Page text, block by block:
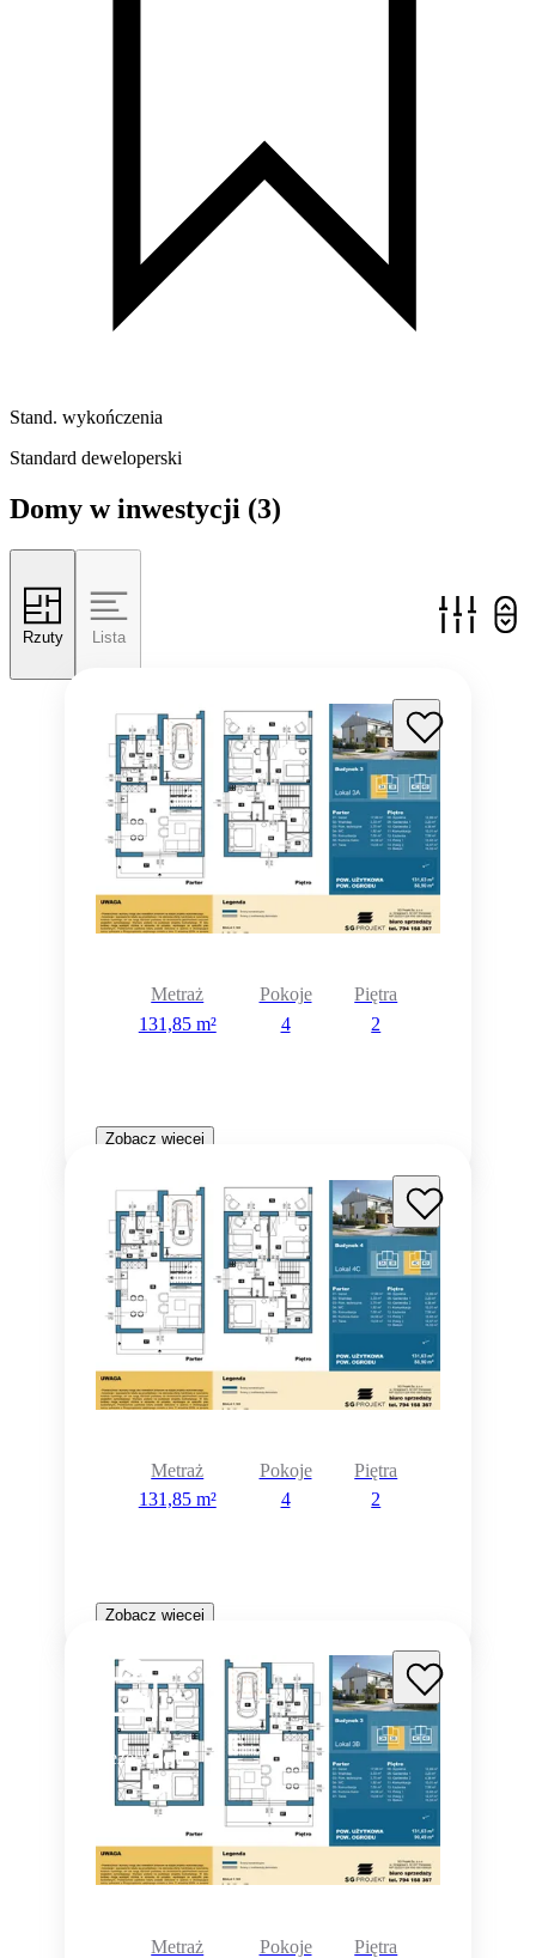
Stand. wykończenia
Standard deweloperski
Domy w inwestycji (3)
Rzuty Lista
Metraż
131,85 m²
Pokoje
4
Piętra
2
Zobacz więcej
Metraż
131,85 m²
Pokoje
4
Piętra
2
Zobacz więcej
Rezerwacja
Metraż
Pokoje
Piętra